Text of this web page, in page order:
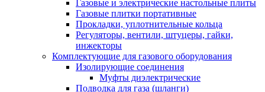
Газовые и электрические настольные плиты
Газовые плитки портативные
Прокладки, уплотнительные кольца
Регуляторы, вентили, штуцеры, гайки,
инжекторы
Комплектующие для газового оборудования
Изолирующие соединения
Муфты диэлектрические
Подводка для газа (шланги)